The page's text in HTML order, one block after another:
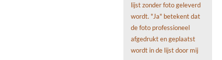
lijst zonder foto geleverd
wordt. "Ja" betekent dat
de foto professioneel
afgedrukt en geplaatst
wordt in de lijst door mij